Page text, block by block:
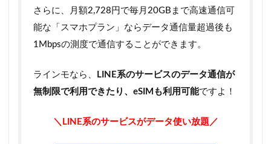
さらに、月額2,728円で毎月20GBまで高速通信可
能な「スマホプラン」ならデータ通信量超過後も
1Mbpsの測度で通信することができます。
ラインモなら、
LINE系のサービスのデータ通信が
無制限で利用できたり、eSIMも利用可能ですよ！
＼LINE系のサービスがデータ使い放題／